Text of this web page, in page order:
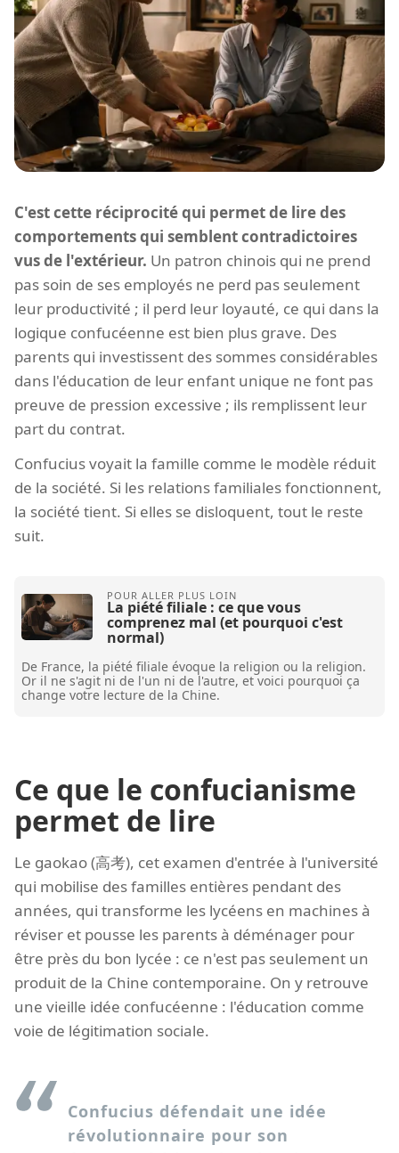
C'est cette réciprocité qui permet de lire des
comportements qui semblent contradictoires
vus de l'extérieur. Un patron chinois qui ne prend
pas soin de ses employés ne perd pas seulement
leur productivité ; il perd leur loyauté, ce qui dans la
logique confucéenne est bien plus grave. Des
parents qui investissent des sommes considérables
dans l'éducation de leur enfant unique ne font pas
preuve de pression excessive ; ils remplissent leur
part du contrat.
Confucius voyait la famille comme le modèle réduit
de la société. Si les relations familiales fonctionnent,
la société tient. Si elles se disloquent, tout le reste
suit.
La piété filiale : ce que vous
comprenez mal (et pourquoi c'est
normal)
De France, la piété filiale évoque la religion ou la religion.
Or il ne s'agit ni de l'un ni de l'autre, et voici pourquoi ça
change votre lecture de la Chine.
Ce que le confucianisme
permet de lire
Le gaokao (高考), cet examen d'entrée à l'université
qui mobilise des familles entières pendant des
années, qui transforme les lycéens en machines à
réviser et pousse les parents à déménager pour
être près du bon lycée : ce n'est pas seulement un
produit de la Chine contemporaine. On y retrouve
une vieille idée confucéenne : l'éducation comme
voie de légitimation sociale.
Confucius défendait une idée
révolutionnaire pour son